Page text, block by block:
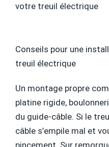
votre treuil électrique
Conseils pour une
treuil électrique
Un montage propre
platine rigide,
du guide-câble. Si le
câble s’empile mal et
pincement. Sur